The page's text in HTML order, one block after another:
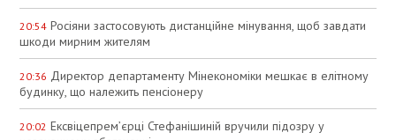
20:54 Росіяни застосовують дистанційне мінування, щоб завдати
шкоди мирним жителям
20:36 Директор департаменту Мінекономіки мешкає в елітному
будинку, що належить пенсіонеру
20:02 Ексвіцепрем’єрці Стефанішиній вручили підозру у